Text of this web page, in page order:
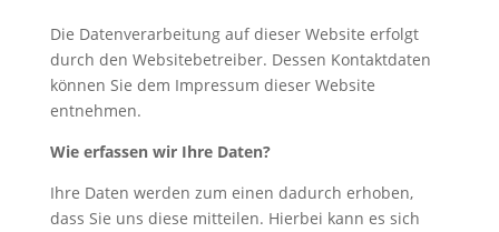
Die Datenverarbeitung auf dieser Website erfolgt
durch den Websitebetreiber. Dessen Kontaktdaten
können Sie dem Impressum dieser Website
entnehmen.
Wie erfassen wir Ihre Daten?
Ihre Daten werden zum einen dadurch erhoben,
dass Sie uns diese mitteilen. Hierbei kann es sich